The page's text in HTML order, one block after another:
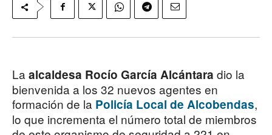
La alcaldesa Rocío García Alcántara dio la
bienvenida a los 32 nuevos agentes en
formación de la Policía Local de Alcobendas,
lo que incrementa el número total de miembros